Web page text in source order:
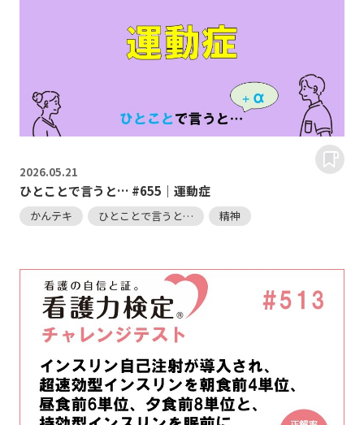
2026.05.21
ひとことで言うと… #655｜運動症
かんテキ ひとことで言うと… 精神